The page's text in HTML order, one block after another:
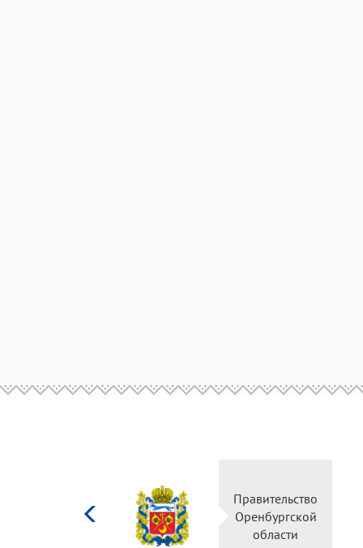
Правительство
Оренбургской
области